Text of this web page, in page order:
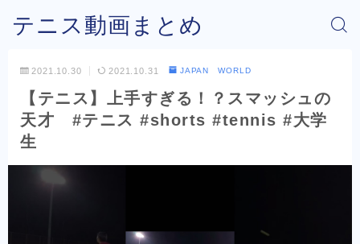
テニス動画まとめ
2021.10.30 2021.10.31 JAPAN WORLD
【テニス】上手すぎる！？スマッシュの
天才 #テニス #shorts #tennis #大学
生